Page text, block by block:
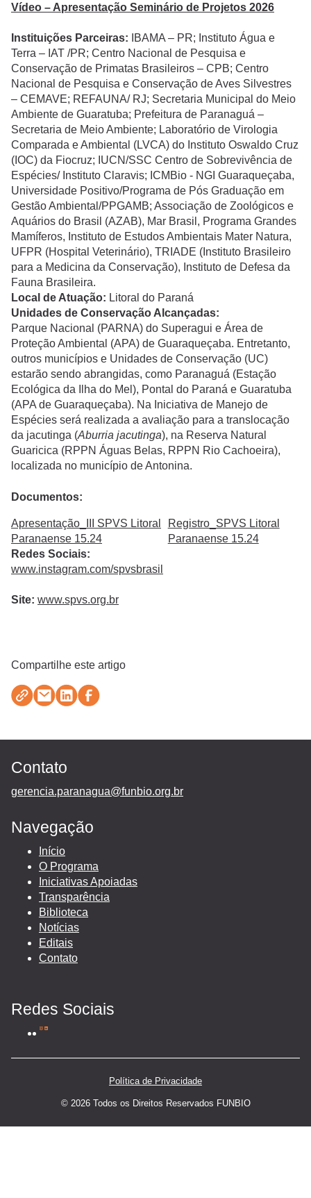
Vídeo – Apresentação Seminário de Projetos 2026
Instituições Parceiras:
IBAMA – PR; Instituto Água e
Terra – IAT /PR; Centro Nacional de Pesquisa e
Conservação de Primatas Brasileiros – CPB; Centro
Nacional de Pesquisa e Conservação de Aves Silvestres
– CEMAVE; REFAUNA/ RJ; Secretaria Municipal do Meio
Ambiente de Guaratuba; Prefeitura de Paranaguá –
Secretaria de Meio Ambiente; Laboratório de Virologia
Comparada e Ambiental (LVCA) do Instituto Oswaldo Cruz
(IOC) da Fiocruz; IUCN/SSC Centro de Sobrevivência de
Espécies/ Instituto Claravis; ICMBio - NGI Guaraqueçaba,
Universidade Positivo/Programa de Pós Graduação em
Gestão Ambiental/PPGAMB; Associação de Zoológicos e
Aquários do Brasil (AZAB), Mar Brasil, Programa Grandes
Mamíferos, Instituto de Estudos Ambientais Mater Natura,
UFPR (Hospital Veterinário), TRIADE (Instituto Brasileiro
para a Medicina da Conservação), Instituto de Defesa da
Fauna Brasileira.
Local de Atuação: Litoral do Paraná
Unidades de Conservação Alcançadas:
Parque Nacional (PARNA) do Superagui e Área de
Proteção Ambiental (APA) de Guaraqueçaba. Entretanto,
outros municípios e Unidades de Conservação (UC)
estarão sendo abrangidas, como Paranaguá (Estação
Ecológica da Ilha do Mel), Pontal do Paraná e Guaratuba
(APA de Guaraqueçaba). Na Iniciativa de Manejo de
Espécies será realizada a avaliação para a translocação
da jacutinga (Aburria jacutinga), na Reserva Natural
Guaricica (RPPN Águas Belas, RPPN Rio Cachoeira),
localizada no município de Antonina.
Documentos:
Apresentação_III SPVS Litoral
Paranaense 15.24
Registro_SPVS Litoral
Paranaense 15.24
Redes Sociais:
www.instagram.com/spvsbrasil
Site: www.spvs.org.br
Compartilhe este artigo
Contato
gerencia.paranagua@funbio.org.br
Navegação
Início
O Programa
Iniciativas Apoiadas
Transparência
Biblioteca
Notícias
Editais
Contato
Redes Sociais
Política de Privacidade
© 2026 Todos os Direitos Reservados FUNBIO